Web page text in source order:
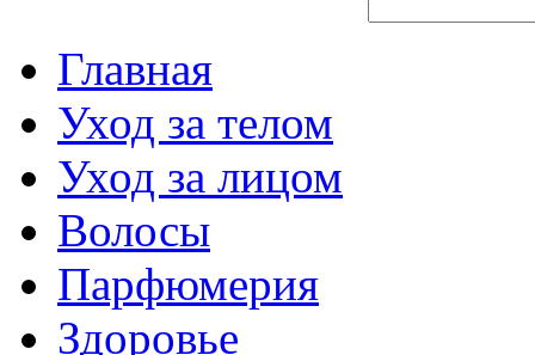
Главная
Уход за телом
Уход за лицом
Волосы
Парфюмерия
Здоровье